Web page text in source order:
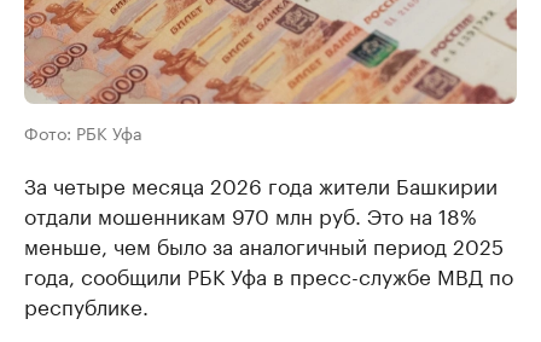
Фото: РБК Уфа
За четыре месяца 2026 года жители Башкирии
отдали мошенникам 970 млн руб. Это на 18%
меньше, чем было за аналогичный период 2025
года, сообщили РБК Уфа в пресс-службе МВД по
республике.